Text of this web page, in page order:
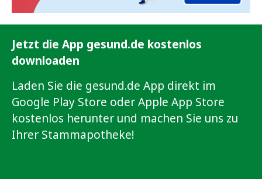
Jetzt die App gesund.de kostenlos
downloaden
Laden Sie die gesund.de App direkt im
Google Play Store oder Apple App Store
kostenlos herunter und machen Sie uns zu
Ihrer Stammapotheke!